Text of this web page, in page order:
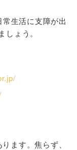
生活に支障が出
ょう。
ます。焦らず、